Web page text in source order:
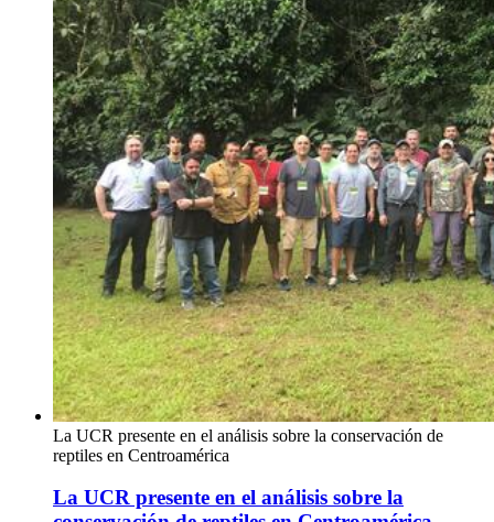
La UCR presente en el análisis sobre la conservación de
reptiles en Centroamérica
La UCR presente en el análisis sobre la